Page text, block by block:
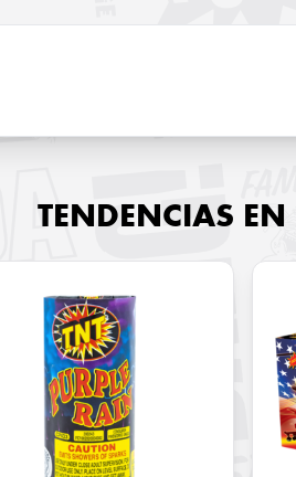
TENDENCIAS EN